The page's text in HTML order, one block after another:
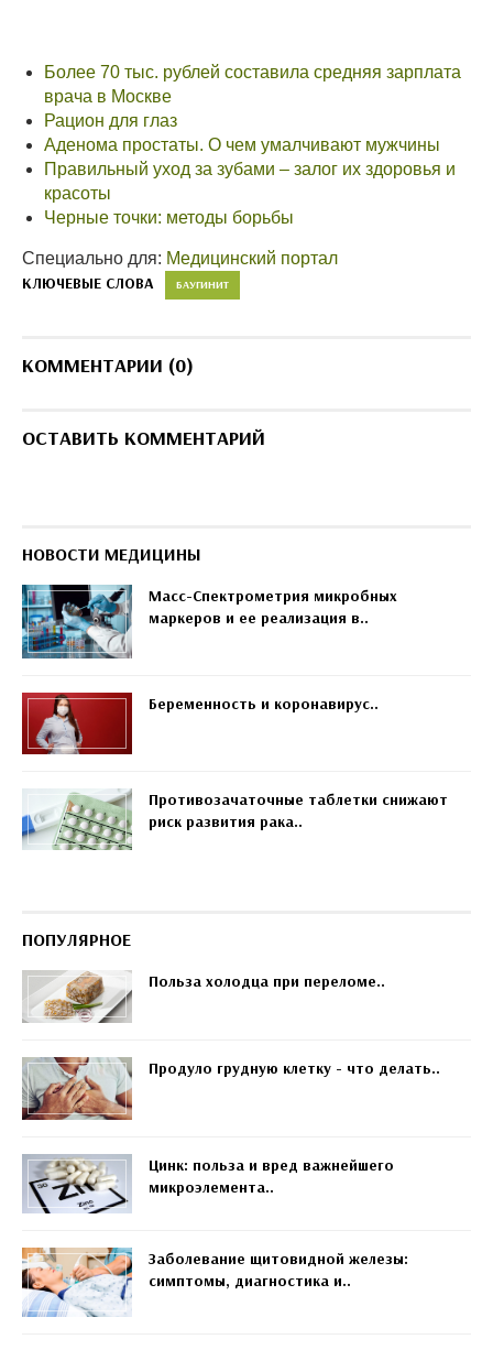
Более 70 тыс. рублей составила средняя зарплата
врача в Москве
Рацион для глаз
Аденома простаты. О чем умалчивают мужчины
Правильный уход за зубами – залог их здоровья и
красоты
Черные точки: методы борьбы
Специально для: Медицинский портал
КЛЮЧЕВЫЕ СЛОВА БАУГИНИТ
КОММЕНТАРИИ (0)
ОСТАВИТЬ КОММЕНТАРИЙ
НОВОСТИ МЕДИЦИНЫ
Масс-Спектрометрия микробных
маркеров и ее реализация в..
Беременность и коронавирус..
Противозачаточные таблетки снижают
риск развития рака..
ПОПУЛЯРНОЕ
Польза холодца при переломе..
Продуло грудную клетку - что делать..
Цинк: польза и вред важнейшего
микроэлемента..
Заболевание щитовидной железы:
симптомы, диагностика и..